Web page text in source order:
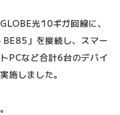
光10ギガ回線に、
」を接続し、スマー
PCなど合計6台のデバイ
施しました。